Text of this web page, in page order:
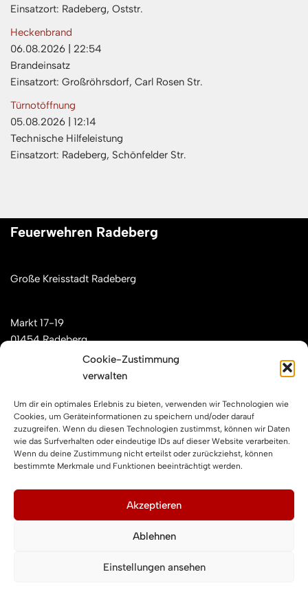
Cookie-Zustimmung
verwalten
Um dir ein optimales Erlebnis zu bieten, verwenden wir Technologien wie
Cookies, um Geräteinformationen zu speichern und/oder darauf
zuzugreifen. Wenn du diesen Technologien zustimmst, können wir Daten
wie das Surfverhalten oder eindeutige IDs auf dieser Website verarbeiten.
Wenn du deine Zustimmung nicht erteilst oder zurückziehst, können
bestimmte Merkmale und Funktionen beeinträchtigt werden.
Akzeptieren
Ablehnen
Einstellungen ansehen
Einsatzort: Radeberg, Oststr.
Heckenbrand
06.08.2026
22:54
Brandeinsatz
Einsatzort: Großröhrsdorf, Carl Rosen Str.
Türnotöffnung
05.08.2026
12:14
Technische Hilfeleistung
Einsatzort: Radeberg, Schönfelder Str.
Feuerwehren Radeberg
Große Kreisstadt Radeberg
Markt 17-19
01454 Radeberg
Mail: kontakt[at]feuerwehren-radeberg.de
Feuerwehren Radeberg im Internet
Facebook Instagram YouTube
Impressum und Datenschutz
Datenschutzerklärung